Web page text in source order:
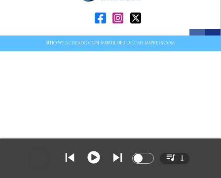
SITIO WEB CREADO CON MSBUILDER DE CMS-MSPRESS.COM
1